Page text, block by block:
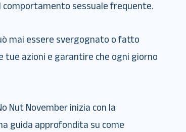
comportamento sessuale frequente.
mai essere svergognato o fatto
tue azioni e garantire che ogni giorno
Nut November inizia con la
guida approfondita su come